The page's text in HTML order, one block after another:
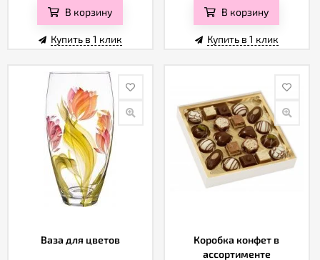
В корзину
Купить в 1 клик
В корзину
Купить в 1 клик
Ваза для цветов
Коробка конфет в
ассортименте